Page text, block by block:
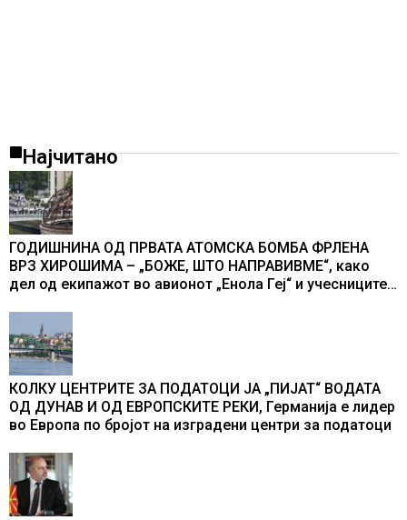
Најчитано
ГОДИШНИНА ОД ПРВАТА АТОМСКА БОМБА ФРЛЕНА
ВРЗ ХИРОШИМА – „БОЖЕ, ШТО НАПРАВИВМЕ“, како
дел од екипажот во авионот „Енола Геј“ и учесниците
промени текот на историјата
КОЛКУ ЦЕНТРИТЕ ЗА ПОДАТОЦИ ЈА „ПИЈАТ“ ВОДАТА
ОД ДУНАВ И ОД ЕВРОПСКИТЕ РЕКИ, Германија е лидер
во Европа по бројот на изградени центри за податоци